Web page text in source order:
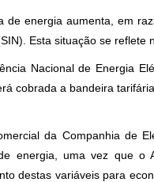
de energia aumenta, em
Esta situação se reflete
Nacional de Energia
cobrada a bandeira
da Companhia de
energia, uma vez que o
destas variáveis para